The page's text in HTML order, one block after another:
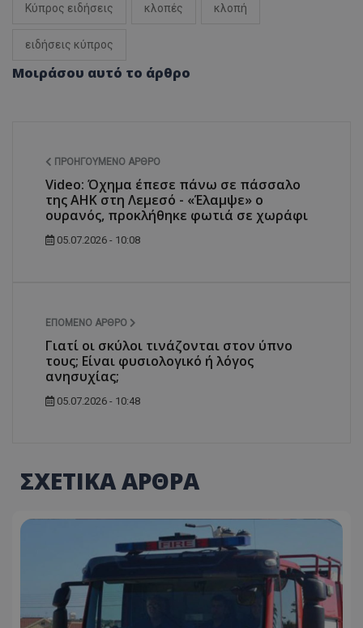
Κύπρος ειδήσεις κλοπές κλοπή
ειδήσεις κύπρος
Μοιράσου αυτό το άρθρο
ΠΡΟΗΓΟΎΜΕΝΟ ΆΡΘΡΟ
Video: Όχημα έπεσε πάνω σε πάσσαλο
της ΑΗΚ στη Λεμεσό - «Έλαμψε» ο
ουρανός, προκλήθηκε φωτιά σε χωράφι
05.07.2026 - 10:08
ΕΠΌΜΕΝΟ ΆΡΘΡΟ
Γιατί οι σκύλοι τινάζονται στον ύπνο
τους; Είναι φυσιολογικό ή λόγος
ανησυχίας;
05.07.2026 - 10:48
ΣΧΕΤΙΚΑ ΑΡΘΡΑ